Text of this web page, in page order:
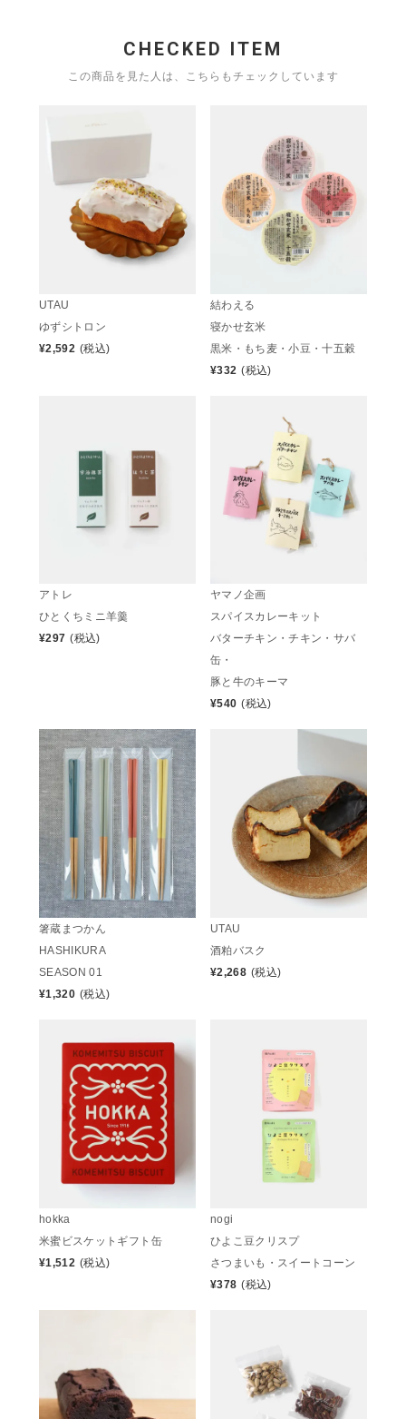
CHECKED ITEM
この商品を見た人は、こちらもチェックしています
UTAU
ゆずシトロン
¥2,592 (税込)
結わえる
寝かせ玄米
黒米・もち麦・小豆・十五穀
¥332 (税込)
アトレ
ひとくちミニ羊羹
¥297 (税込)
ヤマノ企画
スパイスカレーキット
バターチキン・チキン・サバ
缶・
豚と牛のキーマ
¥540 (税込)
箸蔵まつかん
HASHIKURA
SEASON 01
¥1,320 (税込)
UTAU
酒粕バスク
¥2,268 (税込)
hokka
米蜜ビスケットギフト缶
¥1,512 (税込)
nogi
ひよこ豆クリスプ
さつまいも・スイートコーン
¥378 (税込)